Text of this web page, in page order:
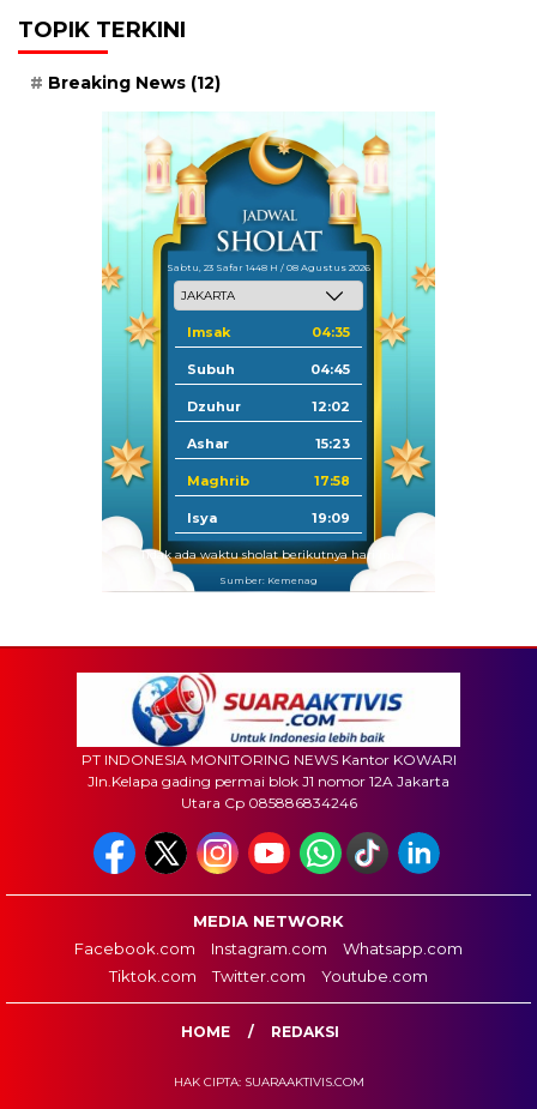
TOPIK TERKINI
Breaking News (12)
Sabtu, 23 Safar 1448 H / 08 Agustus 2026
Imsak 04:35
Subuh 04:45
Dzuhur 12:02
Ashar 15:23
Maghrib 17:58
Isya 19:09
Tidak ada waktu sholat berikutnya hari ini.
Sumber: Kemenag
PT INDONESIA MONITORING NEWS Kantor KOWARI
Jln.Kelapa gading permai blok J1 nomor 12A Jakarta
Utara Cp 085886834246
MEDIA NETWORK
Facebook.com
Instagram.com
Whatsapp.com
Tiktok.com
Twitter.com Youtube.com
HOME REDAKSI
HAK CIPTA: SUARAAKTIVIS.COM